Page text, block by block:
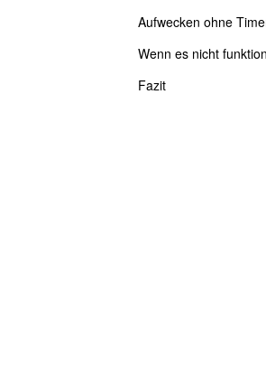
Aufwecken ohne
Wenn es nicht
Fazit